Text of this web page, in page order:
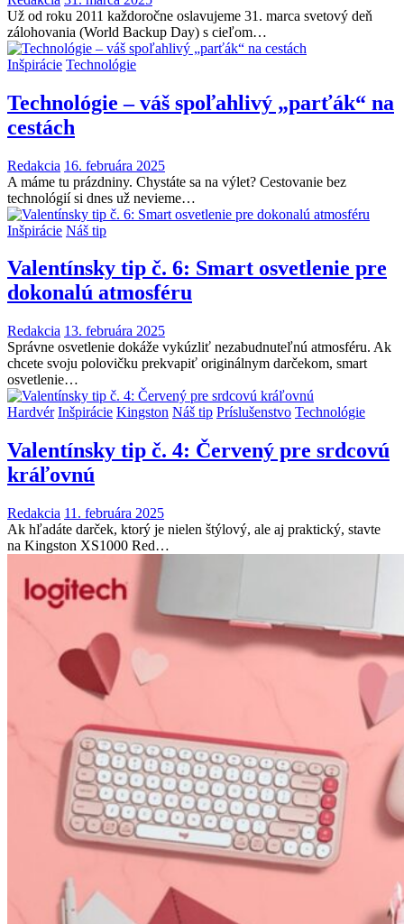
Už od roku 2011 každoročne oslavujeme 31. marca svetový deň
zálohovania (World Backup Day) s cieľom…
Inšpirácie Technológie
Technológie – váš spoľahlivý „parťák“ na
cestách
Redakcia 16. februára 2025
A máme tu prázdniny. Chystáte sa na výlet? Cestovanie bez
technológií si dnes už nevieme…
Inšpirácie Náš tip
Valentínsky tip č. 6: Smart osvetlenie pre
dokonalú atmosféru
Redakcia 13. februára 2025
Správne osvetlenie dokáže vykúzliť nezabudnuteľnú atmosféru. Ak
chcete svoju polovičku prekvapiť originálnym darčekom, smart
osvetlenie…
Hardvér Inšpirácie Kingston Náš tip Príslušenstvo Technológie
Valentínsky tip č. 4: Červený pre srdcovú
kráľovnú
Redakcia 11. februára 2025
Ak hľadáte darček, ktorý je nielen štýlový, ale aj praktický, stavte
na Kingston XS1000 Red…